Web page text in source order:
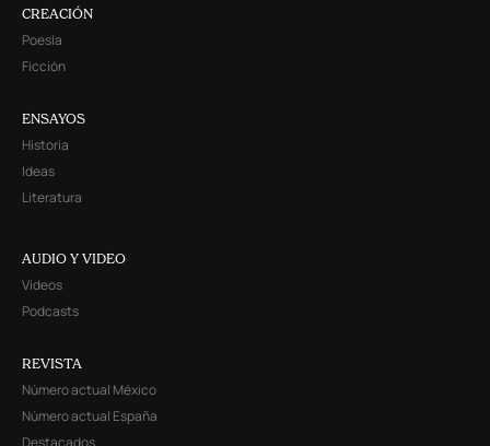
CREACIÓN
Poesía
Ficción
ENSAYOS
Historia
Ideas
Literatura
AUDIO Y VIDEO
Videos
Podcasts
REVISTA
Número actual México
Número actual España
Destacados